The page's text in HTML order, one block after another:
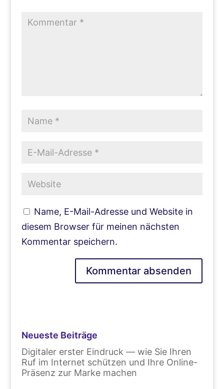
Name, E-Mail-Adresse und Website in
diesem Browser für meinen nächsten
Kommentar speichern.
Neueste Beiträge
Digitaler erster Eindruck — wie Sie Ihren
Ruf im Internet schützen und Ihre Online-
Präsenz zur Marke machen